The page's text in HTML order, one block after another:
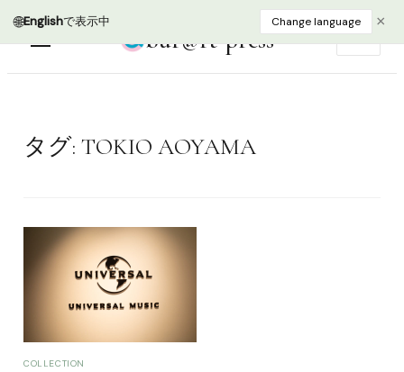
🌐Englishで表示中 Change language ×
bur@rt press
タグ: TOKIO AOYAMA
COLLECTION